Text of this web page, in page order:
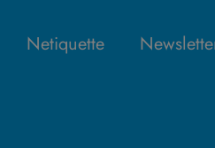
Netiquette